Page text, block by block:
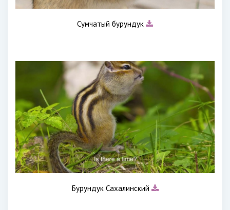
Сумчатый бурундук
Бурундук Сахалинский